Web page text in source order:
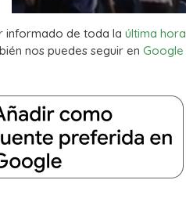
informado de toda la última
nos puedes seguir en Google